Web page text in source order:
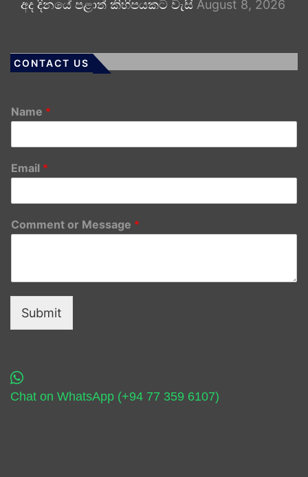
අද දිනයේ පළාත් කිහිපයකට වැසි August 8, 2026
CONTACT US
Name *
Email *
Comment or Message *
Submit
Chat on WhatsApp (+94 77 359 6107)